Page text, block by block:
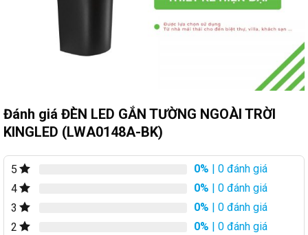
Đánh giá ĐÈN LED GẮN TƯỜNG NGOÀI TRỜI
KINGLED (LWA0148A-BK)
5 0% | 0 đánh giá
4
0% | 0 đánh giá
3
0% | 0 đánh giá
2
0% | 0 đánh giá